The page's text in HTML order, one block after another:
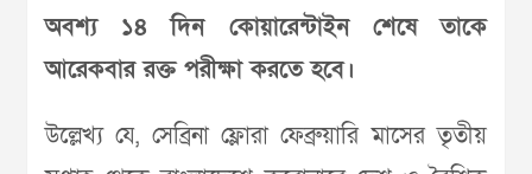
অবশ্য ১৪ দিন কোয়ারেন্টাইন শেষে তাকে
আরেকবার রক্ত পরীক্ষা করতে হবে।
উল্লেখ্য যে, সেব্রিনা ফ্লোরা ফেব্রুয়ারি মাসের তৃতীয়